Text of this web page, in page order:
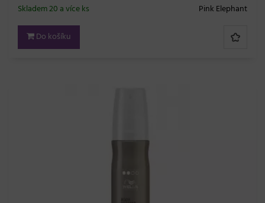
Pink Elephant
Skladem 20 a více ks
Do košíku